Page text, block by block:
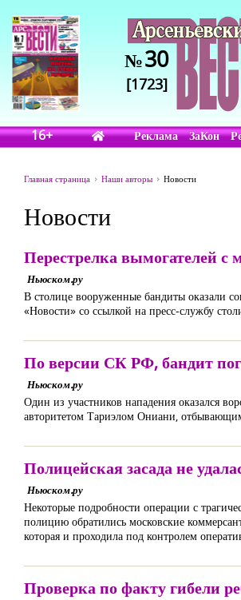
№30
[1723]
16+ Реклама ЗаКон
Главная страница Наши авторы Новости
Новости
Перестрелка вымогателей
Ньюском.ру
В столице вооруженные бандиты оказали
«Новости» со ссылкой на пресс-службу
По версии СК РФ, бандит
Ньюском.ру
Один из участников нападения оказался
авторитетом Тариэлом Ониани,
Полицейская засада не
Ньюском.ру
Некоторые подробности операции с
полицию обратились московские
которая и проходила под контролем
Проверка по факту гибели